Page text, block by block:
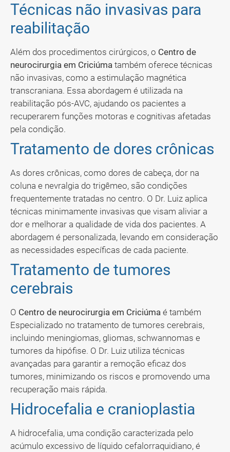
Técnicas não invasivas para
reabilitação
Além dos procedimentos cirúrgicos, o Centro de
neurocirurgia em Criciúma também oferece técnicas
não invasivas, como a estimulação magnética
transcraniana. Essa abordagem é utilizada na
reabilitação pós-AVC, ajudando os pacientes a
recuperarem funções motoras e cognitivas afetadas
pela condição.
Tratamento de dores crônicas
As dores crônicas, como dores de cabeça, dor na
coluna e nevralgia do trigêmeo, são condições
frequentemente tratadas no centro. O Dr. Luiz aplica
técnicas minimamente invasivas que visam aliviar a
dor e melhorar a qualidade de vida dos pacientes. A
abordagem é personalizada, levando em consideração
as necessidades específicas de cada paciente.
Tratamento de tumores
cerebrais
O Centro de neurocirurgia em Criciúma é também
Especializado no tratamento de tumores cerebrais,
incluindo meningiomas, gliomas, schwannomas e
tumores da hipófise. O Dr. Luiz utiliza técnicas
avançadas para garantir a remoção eficaz dos
tumores, minimizando os riscos e promovendo uma
recuperação mais rápida.
Hidrocefalia e cranioplastia
A hidrocefalia, uma condição caracterizada pelo
acúmulo excessivo de líquido cefalorraquidiano, é